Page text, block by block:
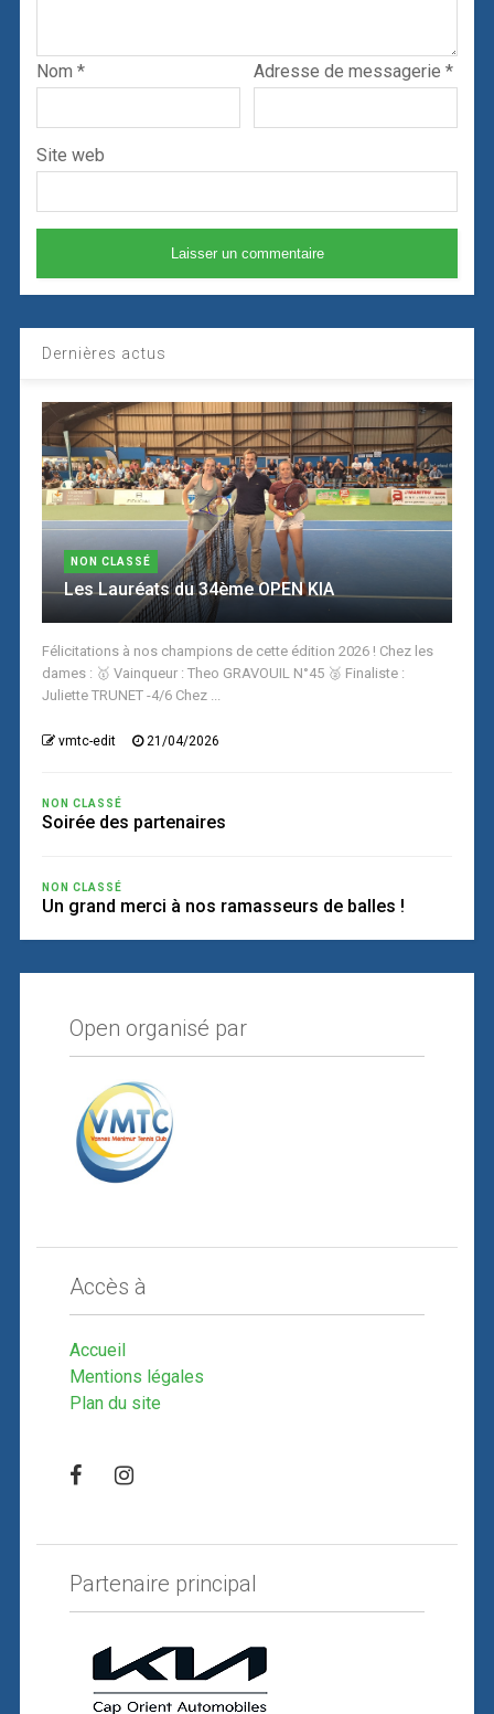
Nom * Adresse de messagerie *
Site web
Dernières actus
NON CLASSÉ
Les Lauréats du 34ème OPEN KIA
Félicitations à nos champions de cette édition 2026 ! Chez les
dames : 🥇 Vainqueur : Theo GRAVOUIL N°45 🥈 Finaliste :
Juliette TRUNET -4/6 Chez ...
vmtc-edit 21/04/2026
NON CLASSÉ
Soirée des partenaires
NON CLASSÉ
Un grand merci à nos ramasseurs de balles !
Open organisé par
Accès à
Accueil
Mentions légales
Plan du site
Partenaire principal